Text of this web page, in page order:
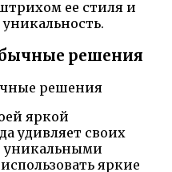
ее стиля и
решения
яркой
удивляет своих
уникальными
яркие